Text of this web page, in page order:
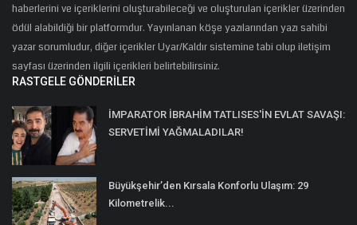
haberlerini ve içeriklerini oluşturabileceği ve oluşturulan içerikler üzerinden
ödül alabildiği bir platformdur. Yayınlanan köşe yazılarından yazı sahibi
yazar sorumludur, diğer içerikler Uyar/Kaldır sistemine tabi olup iletişim
sayfası üzerinden ilgili içerikleri belirtebilirsiniz.
RASTGELE GÖNDERILER
İMPARATOR İBRAHİM TATLISES'İN EVLAT SAVAŞI:
SERVETİMİ YAĞMALADILAR!
Büyükşehir’den Kırsala Konforlu Ulaşım: 29
Kilometrelik...